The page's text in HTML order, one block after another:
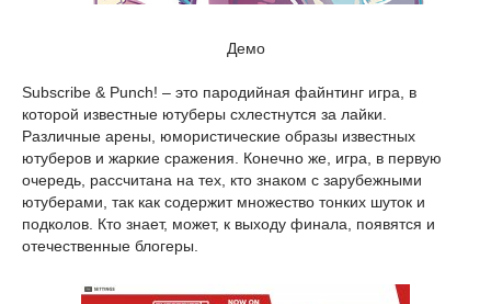
Демо
Subscribe & Punch! – это пародийная файнтинг игра, в
которой известные ютуберы схлестнутся за лайки.
Различные арены, юмористические образы известных
ютуберов и жаркие сражения. Конечно же, игра, в первую
очередь, рассчитана на тех, кто знаком с зарубежными
ютуберами, так как содержит множество тонких шуток и
подколов. Кто знает, может, к выходу финала, появятся и
отечественные блогеры.